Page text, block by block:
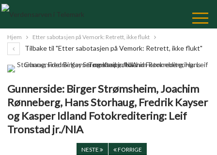
Skip
Content
Hjem Etter sabotasjen på Vemork: Retrett, ikke flukt
Tilbake til "Etter sabotasjen på Vemork: Retrett, ikke flukt"
Gunnerside: Birger Strømsheim, Joachim
Rønneberg, Hans Storhaug, Fredrik Kayser
og Kasper Idland Fotokreditering: Leif
Tronstad jr./NIA
NESTE FORRIGE